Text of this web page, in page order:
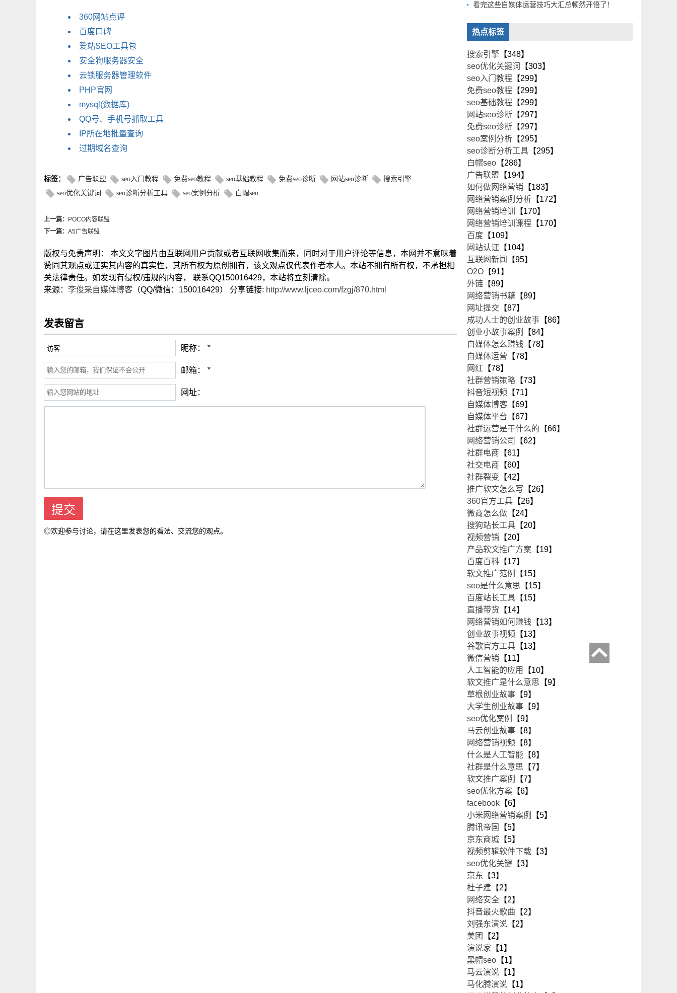
360网站点评
百度口碑
爱站SEO工具包
安全狗服务器安全
云锁服务器管理软件
PHP官网
mysql(数据库)
QQ号、手机号抓取工具
IP所在地批量查询
过期域名查询
标签： 广告联盟 seo入门教程 免费seo教程 seo基础教程 免费seo诊断 网站seo诊断
搜索引擎
seo优化关键词
seo诊断分析工具 seo案例分析 白帽seo
上一篇：
POCO内容联盟
下一篇： A5广告联盟
版权与免责声明： 本文文字图片由互联网用户贡献或者互联网收集而来，同时对于用户评论等信息，本网并不意味着
赞同其观点或证实其内容的真实性，其所有权为原创拥有，该文观点仅代表作者本人。本站不拥有所有权，不承担相
关法律责任。如发现有侵权/违规的内容， 联系QQ150016429，本站将立刻清除。
来源： 李俊采自媒体博客 （QQ/微信：150016429） 分享链接: http://www.ljceo.com/fzgj/870.html
发表留言
昵称： *
邮箱： *
网址：
◎欢迎参与讨论，请在这里发表您的看法、交流您的观点。
看完这些自媒体运营技巧大汇总顿然开悟了！
热点标签
搜索引擎 【348】
seo优化关键词
【303】
seo入门教程 【299】
免费seo教程 【299】
seo基础教程 【299】
网站seo诊断 【297】
免费seo诊断 【297】
seo案例分析 【295】
seo诊断分析工具 【295】
白帽seo 【286】
广告联盟 【194】
如何做网络营销 【183】
网络营销案例分析 【172】
网络营销培训
【170】
网络营销培训课程 【170】
百度 【109】
网站认证 【104】
互联网新闻
【95】
O2O 【91】
外链 【89】
网络营销书籍 【89】
网址提交 【87】
成功人士的创业故事 【86】
创业小故事案例
【84】
自媒体怎么赚钱 【78】
自媒体运营 【78】
网红 【78】
社群营销策略 【73】
抖音短视频 【71】
自媒体博客 【69】
自媒体平台 【67】
社群运营是干什么的 【66】
网络营销公司
【62】
社群电商 【61】
社交电商 【60】
社群裂变 【42】
推广软文怎么写 【26】
360官方工具 【26】
微商怎么做 【24】
搜狗站长工具 【20】
视频营销 【20】
产品软文推广方案 【19】
百度百科 【17】
软文推广范例
【15】
seo是什么意思 【15】
百度站长工具 【15】
直播带货 【14】
网络营销如何赚钱 【13】
创业故事视频 【13】
谷歌官方工具 【13】
微信营销 【11】
人工智能的应用
【10】
软文推广是什么意思 【9】
草根创业故事 【9】
大学生创业故事 【9】
seo优化案例
【9】
马云创业故事 【8】
网络营销视频 【8】
什么是人工智能 【8】
社群是什么意思 【7】
软文推广案例
【7】
seo优化方案 【6】
facebook 【6】
小米网络营销案例
【5】
腾讯帝国
【5】
京东商城 【5】
视频剪辑软件下载 【3】
seo优化关键 【3】
京东 【3】
杜子建 【2】
网络安全 【2】
抖音最火歌曲 【2】
刘强东演说 【2】
美团
【2】
演说家 【1】
黑帽seo 【1】
马云演说 【1】
马化腾演说 【1】